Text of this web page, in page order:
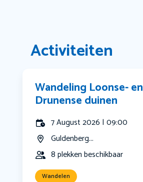
Activiteiten
Wandeling Loonse- en
Drunense duinen
7 August 2026 | 09:00
Guldenberg...
8 plekken beschikbaar
Wandelen